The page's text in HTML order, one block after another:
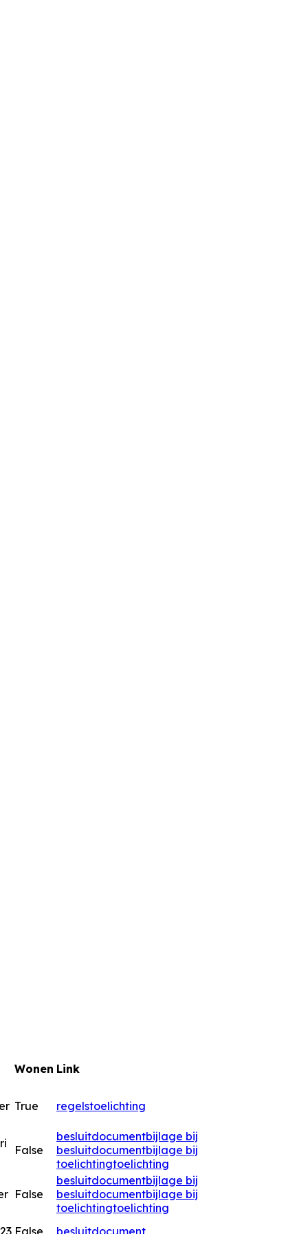
Wonen Link
True regelstoelichting
False
besluitdocumentbijlage bij
besluitdocumentbijlage bij
toelichtingtoelichting
False
besluitdocumentbijlage bij
besluitdocumentbijlage bij
toelichtingtoelichting